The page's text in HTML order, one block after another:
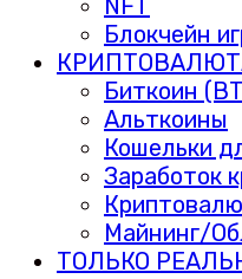
NFT
Блокчейн
Биткоин
Альткоины
Кошельки
Заработок
Майнинг/
ТОЛЬКО